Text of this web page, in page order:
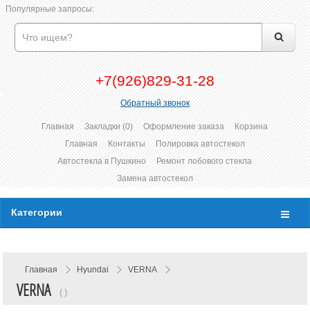
Популярные запросы:
+7(926)829-31-28
Обратный звонок
Главная Закладки (0) Оформление заказа
Корзина
Главная
Контакты
Полировка автостекол
Автостекла в Пушкино
Ремонт лобового стекла
Замена автостекол
Категории
Главная Hyundai VERNA
VERNA ( )